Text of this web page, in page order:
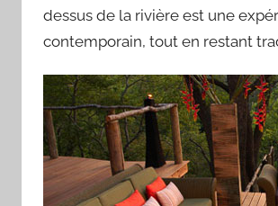
dessus de la rivière est une
contemporain, tout en restant